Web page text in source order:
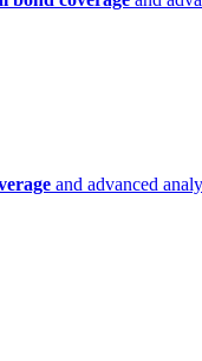
and advanced